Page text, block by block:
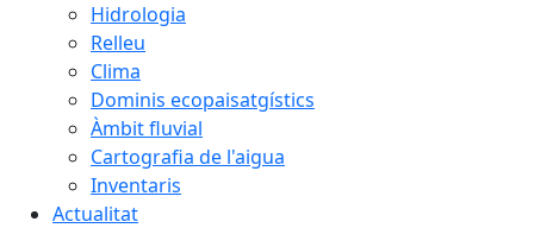
Hidrologia
Relleu
Clima
Dominis ecopaisatgístics
Àmbit fluvial
Cartografia de l'aigua
Inventaris
Actualitat